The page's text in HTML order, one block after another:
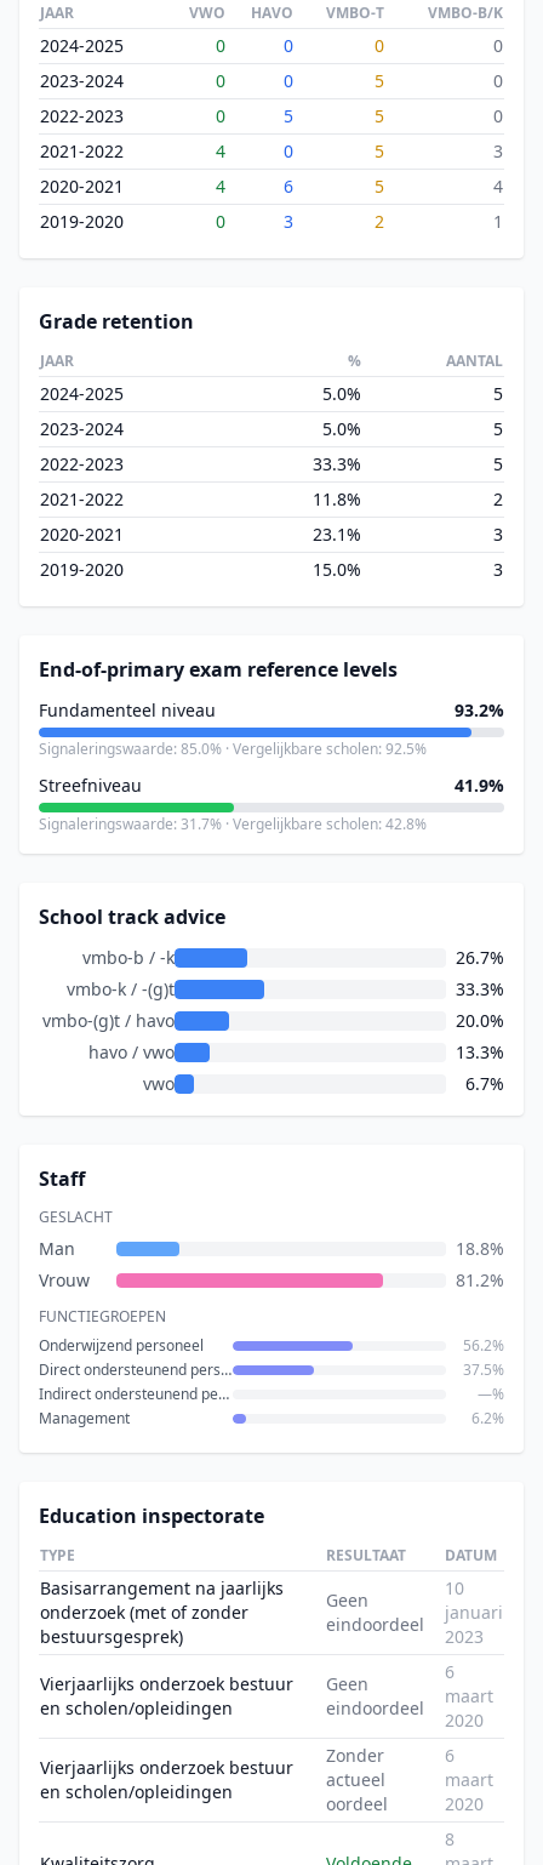
JAAR VWO HAVO VMBO-T VMBO-B/K
2024-2025 0 0 0
0
2023-2024
0 0 5
0
2022-2023
0 5 5
0
2021-2022
4 0 5
3
2020-2021
4 6 5
4
2019-2020
0 3 2 1
Grade retention
JAAR % AANTAL
2024-2025 5.0%
5
2023-2024
5.0%
5
2022-2023
33.3%
5
2021-2022
11.8%
2
2020-2021
23.1%
3
2019-2020
15.0% 3
End-of-primary exam reference levels
Fundamenteel niveau 93.2%
Signaleringswaarde: 85.0% · Vergelijkbare scholen: 92.5%
Streefniveau 41.9%
Signaleringswaarde: 31.7% · Vergelijkbare scholen: 42.8%
School track advice
vmbo-b / -k
26.7%
vmbo-k / -(g)t
33.3%
vmbo-(g)t / havo
20.0%
havo / vwo
13.3%
vwo
6.7%
Staff
GESLACHT
Man
18.8%
Vrouw
81.2%
FUNCTIEGROEPEN
Onderwijzend personeel
56.2%
Direct ondersteunend personeel
37.5%
Indirect ondersteunend personeel
—%
Management
6.2%
Education inspectorate
TYPE RESULTAAT DATUM
Basisarrangement na jaarlijks
onderzoek (met of zonder
bestuursgesprek)
Geen
eindoordeel
10
januari
2023
Vierjaarlijks onderzoek bestuur
en scholen/opleidingen
Geen
eindoordeel
6
maart
2020
Vierjaarlijks onderzoek bestuur
en scholen/opleidingen
Zonder
actueel
oordeel
6
maart
2020
8